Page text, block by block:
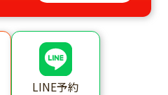
LINE予約